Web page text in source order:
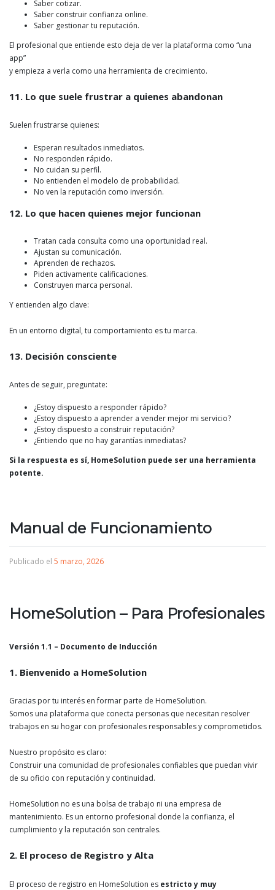
Saber cotizar.
Saber construir confianza online.
Saber gestionar tu reputación.
El profesional que entiende esto deja de ver la plataforma como “una
app”
y empieza a verla como una herramienta de crecimiento.
11. Lo que suele frustrar a quienes abandonan
Suelen frustrarse quienes:
Esperan resultados inmediatos.
No responden rápido.
No cuidan su perfil.
No entienden el modelo de probabilidad.
No ven la reputación como inversión.
12. Lo que hacen quienes mejor funcionan
Tratan cada consulta como una oportunidad real.
Ajustan su comunicación.
Aprenden de rechazos.
Piden activamente calificaciones.
Construyen marca personal.
Y entienden algo clave:
En un entorno digital, tu comportamiento es tu marca.
13. Decisión consciente
Antes de seguir, preguntate:
¿Estoy dispuesto a responder rápido?
¿Estoy dispuesto a aprender a vender mejor mi servicio?
¿Estoy dispuesto a construir reputación?
¿Entiendo que no hay garantías inmediatas?
Si la respuesta es sí, HomeSolution puede ser una herramienta
potente.
Manual de Funcionamiento
Publicado el 5 marzo, 2026
HomeSolution – Para Profesionales
Versión 1.1 – Documento de Inducción
1. Bienvenido a HomeSolution
Gracias por tu interés en formar parte de HomeSolution.
Somos una plataforma que conecta personas que necesitan resolver
trabajos en su hogar con profesionales responsables y comprometidos.
Nuestro propósito es claro:
Construir una comunidad de profesionales confiables que puedan vivir
de su oficio con reputación y continuidad.
HomeSolution no es una bolsa de trabajo ni una empresa de
mantenimiento. Es un entorno profesional donde la confianza, el
cumplimiento y la reputación son centrales.
2. El proceso de Registro y Alta
El proceso de registro en HomeSolution es estricto y muy